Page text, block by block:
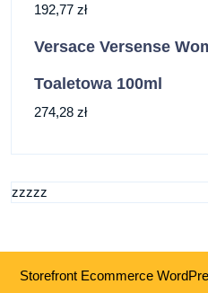
192,77 zł
Versace Versense
Toaletowa 100ml
274,28 zł
zzzzz
Storefront Ecommerce